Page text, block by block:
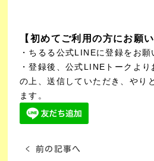
【初めてご利用の方にお願い
・ちるる公式LINEに登録をお願
・登録後、公式LINEトークよ
の上、送信していただき、やり
ます。
< 前の記事へ